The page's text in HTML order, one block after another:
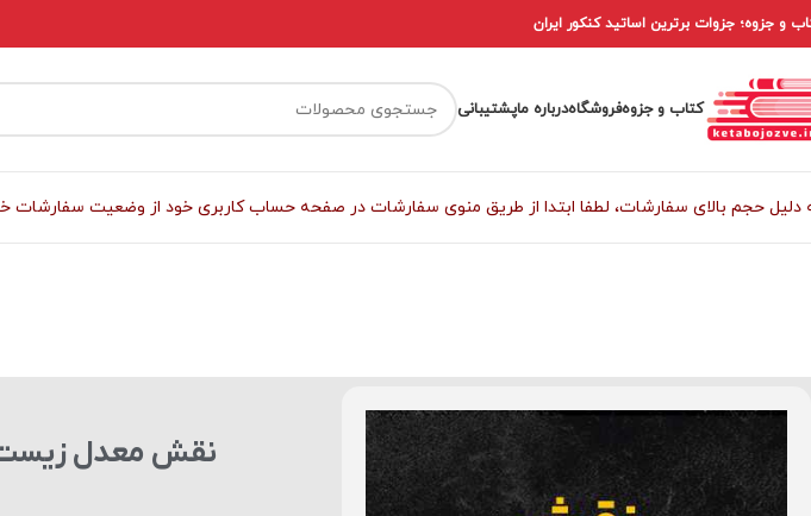
و جزوه؛ جزوات برترین اساتید کنکور ایران
کتاب و جزوهفروشگاهدرباره ماپشتیبانی
دلیل حجم بالای سفارشات، لطفا ابتدا از طریق منوی سفارشات در صفحه حساب کاربری خود از وضعیت سفارشات خود
نقش معدل